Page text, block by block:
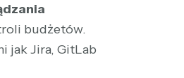
budżetów.
jak Jira, GitLab